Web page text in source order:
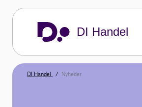
DI Handel
DI Handel Nyheder